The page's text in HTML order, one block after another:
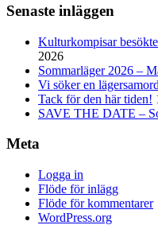
Senaste inläggen
Kulturkompisar
2026
Sommarläger 2026 –
Vi söker en
Tack för den här tiden!
SAVE THE DATE –
Meta
Logga in
Flöde för inlägg
Flöde för kommentarer
WordPress.org